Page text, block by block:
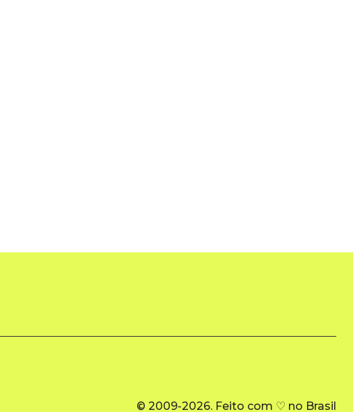
© 2009-2026. Feito com ♡ no Brasil